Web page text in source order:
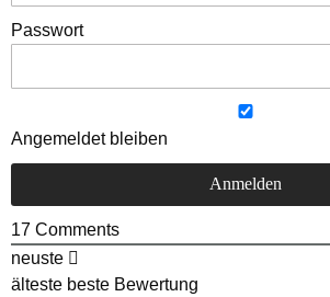
Passwort
Angemeldet bleiben
17 Comments
neuste
älteste beste Bewertung